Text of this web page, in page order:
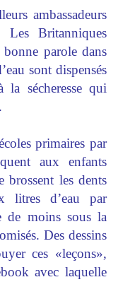
ambassadeurs
Les Britanniques
parole dans
sont dispensés
sécheresse qui
primaires par
aux enfants
brossent les dents
litres d’eau par
de moins sous la
Des dessins
ces «leçons»,
avec laquelle